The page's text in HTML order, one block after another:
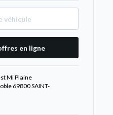
véhicule
en ligne
Mi Plaine
69800 SAINT-